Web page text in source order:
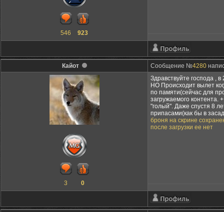
546 923
Кайот Сообщение №4280
3 0
Здравствуйте господа ,
НО Происходит вылет
по памяти(сейчас для
загружаемого контента.
"голый". Даже спустя 8
припасами(как бы в
броня на скрине
после загрузки ее нет